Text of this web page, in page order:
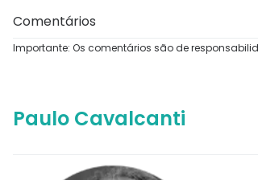
Comentários
Importante: Os comentários são de
Paulo Cavalcanti